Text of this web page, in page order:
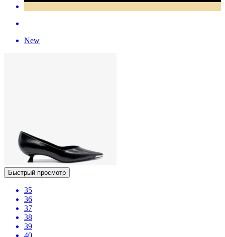
New
Быстрый просмотр
35
36
37
38
39
40